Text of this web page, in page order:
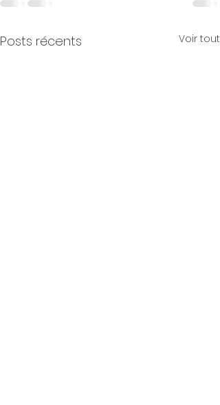
Posts récents Voir tout